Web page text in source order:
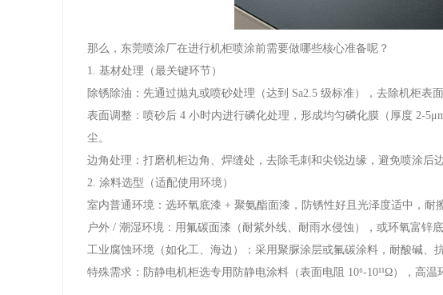
那么，东莞喷涂厂在进行机柜喷涂前需要做哪些核心准备呢？
1. 基材处理（最关键环节）
除锈除油：先通过抛丸或喷砂处理（达到 Sa2.5 级标准），去除机柜表
表面调整：喷砂后 4 小时内进行磷化处理，形成均匀磷化膜（厚度 2-
尘。
边角处理：打磨机柜边角、焊缝处，去除毛刺和尖锐边缘，避免喷涂后
2. 涂料选型（适配使用环境）
室内普通环境：选环氧底漆 + 聚氨酯面漆，防锈性好且光泽度适中，耐
户外 / 潮湿环境：用氟碳面漆（耐紫外线、耐雨水侵蚀），或环氧富锌
工业腐蚀环境（如化工、海边）：采用聚脲涂层或氟碳涂料，耐酸碱、
特殊需求：防静电机柜选专用防静电涂料（表面电阻 10⁶-10¹¹Ω），高